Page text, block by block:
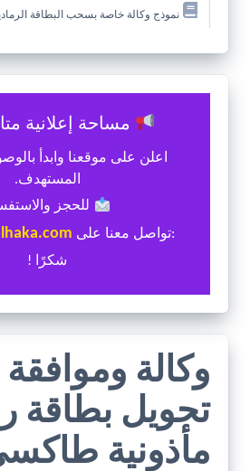
نموذج وكالة خاصة بسحب البطاقة
مساحة إعلانية
اعلن على موقعنا وابدأ
المستهدف.
للحجز
:تواصل معنا على
شكرًا !
وكالة
تحويل بطاقة
مأذونية